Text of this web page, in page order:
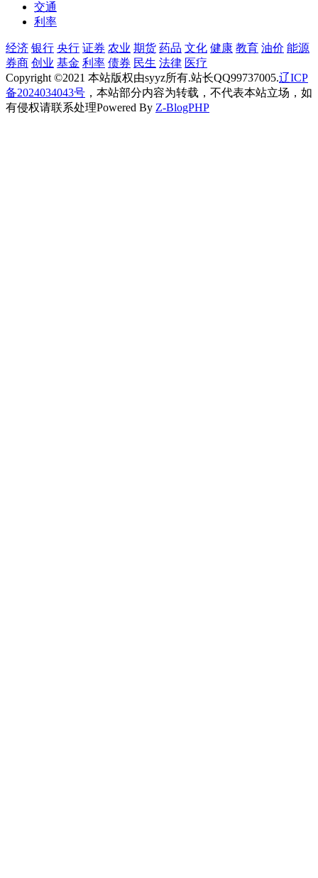
交通
利率
经济 银行 央行 证券 农业 期货 药品 文化 健康 教育 油价 能源
券商 创业 基金 利率 债券 民生 法律 医疗
Copyright ©2021 本站版权由syyz所有.站长QQ99737005.辽ICP
备2024034043号 ，本站部分内容为转载，不代表本站立场，如
有侵权请联系处理Powered By Z-BlogPHP